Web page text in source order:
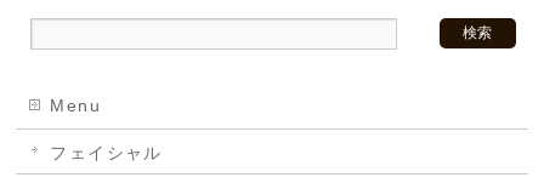
Menu
フェイシャル